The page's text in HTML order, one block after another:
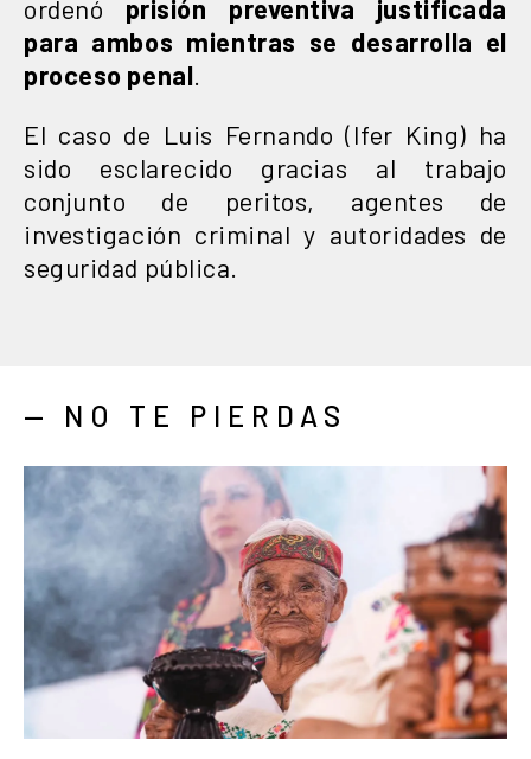
ordenó prisión preventiva justificada
para ambos mientras se desarrolla el
proceso penal
El caso de Luis Fernando (Ifer King) ha
sido esclarecido gracias al trabajo
conjunto de peritos, agentes de
investigación criminal y autoridades de
seguridad pública.
— NO TE PIERDAS